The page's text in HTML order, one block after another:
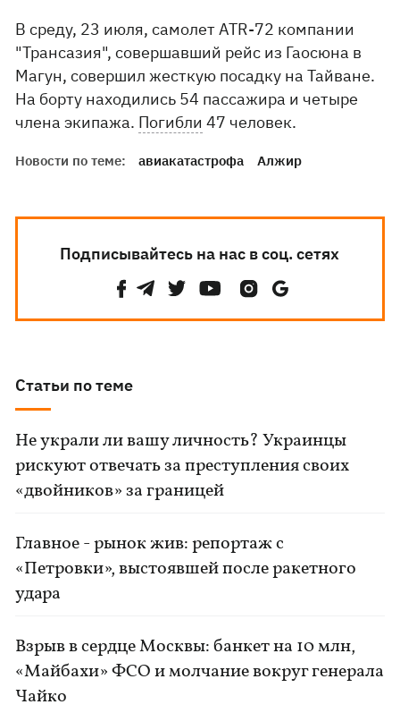
В среду, 23 июля, самолет ATR-72 компании
"Трансазия", совершавший рейс из Гаосюна в
Магун, совершил жесткую посадку на Тайване.
На борту находились 54 пассажира и четыре
члена экипажа. Погибли 47 человек.
Новости по теме: авиакатастрофа Алжир
Подписывайтесь на нас в соц. сетях
Статьи по теме
Не украли ли вашу личность? Украинцы
рискуют отвечать за преступления своих
«двойников» за границей
Главное - рынок жив: репортаж с
«Петровки», выстоявшей после ракетного
удара
Взрыв в сердце Москвы: банкет на 10 млн,
«Майбахи» ФСО и молчание вокруг генерала
Чайко